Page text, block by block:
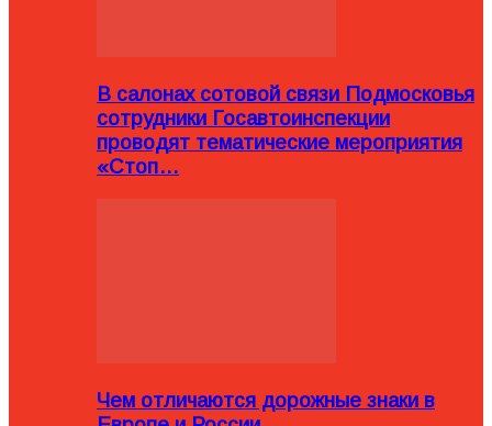
В салонах сотовой связи Подмосковья
сотрудники Госавтоинспекции
проводят тематические мероприятия
«Стоп…
Чем отличаются дорожные знаки в